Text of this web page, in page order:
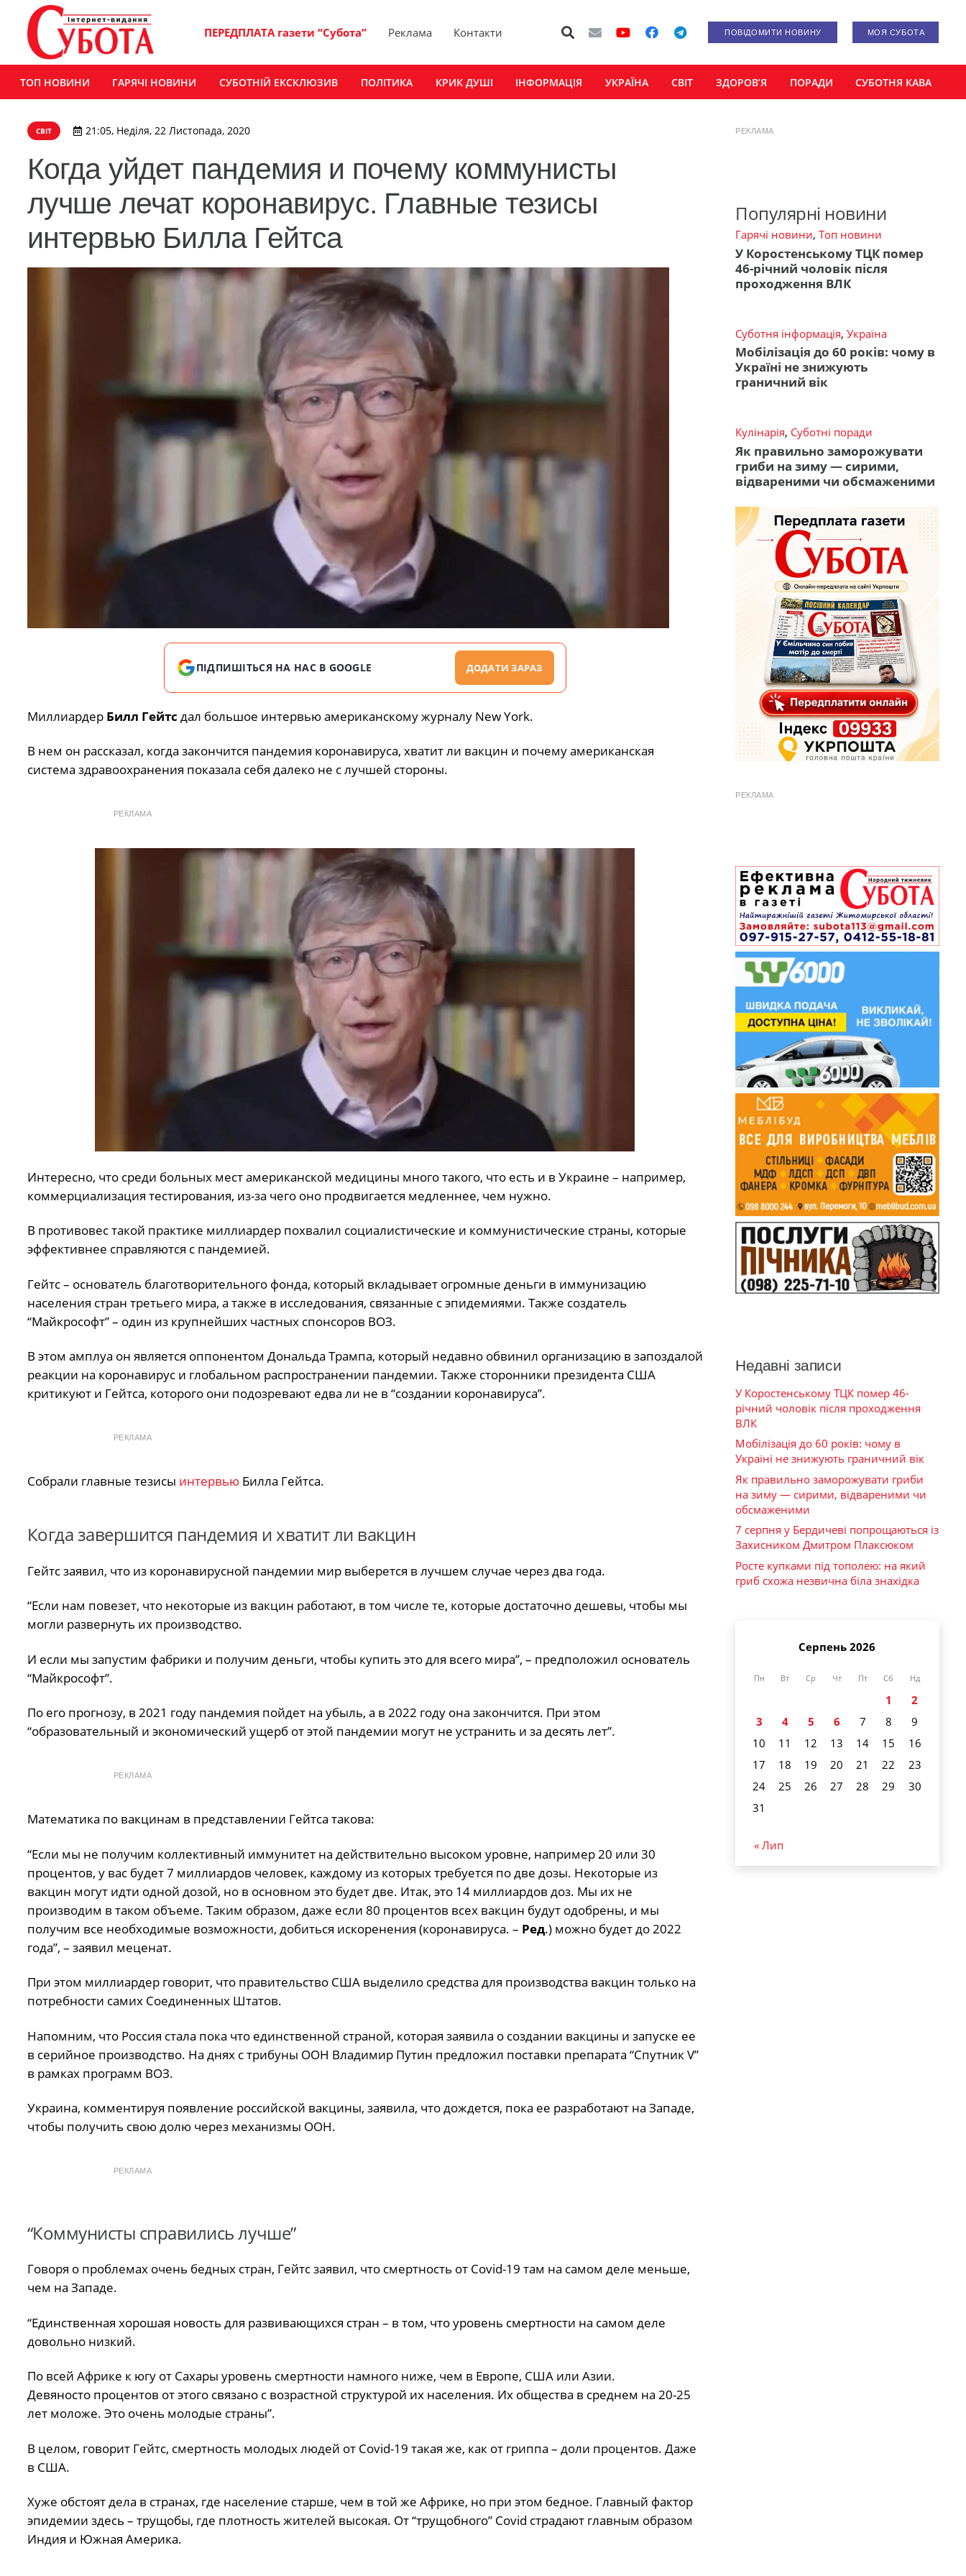
ПЕРЕДПЛАТА газети “Субота” Реклама Контакти ПОВІДОМИТИ НОВИНУ МОЯ СУБОТА
ТОП НОВИНИ ГАРЯЧІ НОВИНИ СУБОТНІЙ ЕКСКЛЮЗИВ ПОЛІТИКА КРИК ДУШІ ІНФОРМАЦІЯ УКРАЇНА СВІТ ЗДОРОВ’Я ПОРАДИ СУБОТНЯ КАВА
СВІТ 21:05, Неділя, 22 Листопада, 2020
Когда уйдет пандемия и почему коммунисты
лучше лечат коронавирус. Главные тезисы
интервью Билла Гейтса
ПІДПИШІТЬСЯ НА НАС В GOOGLE ДОДАТИ ЗАРАЗ
Миллиардер Билл Гейтс дал большое интервью американскому журналу New York.
В нем он рассказал, когда закончится пандемия коронавируса, хватит ли вакцин и почему американская
система здравоохранения показала себя далеко не с лучшей стороны.
РЕКЛАМА
Интересно, что среди больных мест американской медицины много такого, что есть и в Украине – например,
коммерциализация тестирования, из-за чего оно продвигается медленнее, чем нужно.
В противовес такой практике миллиардер похвалил социалистические и коммунистические страны, которые
эффективнее справляются с пандемией.
Гейтс – основатель благотворительного фонда, который вкладывает огромные деньги в иммунизацию
населения стран третьего мира, а также в исследования, связанные с эпидемиями. Также создатель
“Майкрософт” – один из крупнейших частных спонсоров ВОЗ.
В этом амплуа он является оппонентом Дональда Трампа, который недавно обвинил организацию в запоздалой
реакции на коронавирус и глобальном распространении пандемии. Также сторонники президента США
критикуют и Гейтса, которого они подозревают едва ли не в “создании коронавируса”.
РЕКЛАМА
Собрали главные тезисы интервьюБилла Гейтса.
Когда завершится пандемия и хватит ли вакцин
Гейтс заявил, что из коронавирусной пандемии мир выберется в лучшем случае через два года.
“Если нам повезет, что некоторые из вакцин работают, в том числе те, которые достаточно дешевы, чтобы мы
могли развернуть их производство.
И если мы запустим фабрики и получим деньги, чтобы купить это для всего мира”, – предположил основатель
“Майкрософт”.
По его прогнозу, в 2021 году пандемия пойдет на убыль, а в 2022 году она закончится. При этом
“образовательный и экономический ущерб от этой пандемии могут не устранить и за десять лет”.
РЕКЛАМА
Математика по вакцинам в представлении Гейтса такова:
“Если мы не получим коллективный иммунитет на действительно высоком уровне, например 20 или 30
процентов, у вас будет 7 миллиардов человек, каждому из которых требуется по две дозы. Некоторые из
вакцин могут идти одной дозой, но в основном это будет две. Итак, это 14 миллиардов доз. Мы их не
производим в таком объеме. Таким образом, даже если 80 процентов всех вакцин будут одобрены, и мы
получим все необходимые возможности, добиться искоренения (коронавируса. – Ред.) можно будет до 2022
года”, – заявил меценат.
При этом миллиардер говорит, что правительство США выделило средства для производства вакцин только на
потребности самих Соединенных Штатов.
Напомним, что Россия стала пока что единственной страной, которая заявила о создании вакцины и запуске ее
в серийное производство. На днях с трибуны ООН Владимир Путин предложил поставки препарата “Спутник V”
в рамках программ ВОЗ.
Украина, комментируя появление российской вакцины, заявила, что дождется, пока ее разработают на Западе,
чтобы получить свою долю через механизмы ООН.
РЕКЛАМА
“Коммунисты справились лучше”
Говоря о проблемах очень бедных стран, Гейтс заявил, что смертность от Covid-19 там на самом деле меньше,
чем на Западе.
“Единственная хорошая новость для развивающихся стран – в том, что уровень смертности на самом деле
довольно низкий.
По всей Африке к югу от Сахары уровень смертности намного ниже, чем в Европе, США или Азии.
Девяносто процентов от этого связано с возрастной структурой их населения. Их общества в среднем на 20-25
лет моложе. Это очень молодые страны”.
В целом, говорит Гейтс, смертность молодых людей от Covid-19 такая же, как от гриппа – доли процентов. Даже
в США.
Хуже обстоят дела в странах, где население старше, чем в той же Африке, но при этом бедное. Главный фактор
эпидемии здесь – трущобы, где плотность жителей высокая. От “трущобного” Covid страдают главным образом
Индия и Южная Америка.
РЕКЛАМА
Популярні новини
Гарячі новини, Топ новини
У Коростенському ТЦК помер
46-річний чоловік після
проходження ВЛК
Суботня інформація, Україна
Мобілізація до 60 років: чому в
Україні не знижують
граничний вік
Кулінарія, Суботні поради
Як правильно заморожувати
гриби на зиму — сирими,
відвареними чи обсмаженими
РЕКЛАМА
Недавні записи
У Коростенському ТЦК помер 46-
річний чоловік після проходження
ВЛК
Мобілізація до 60 років: чому в
Україні не знижують граничний вік
Як правильно заморожувати гриби
на зиму — сирими, відвареними чи
обсмаженими
7 серпня у Бердичеві попрощаються із
Захисником Дмитром Плаксюком
Росте купками під тополею: на який
гриб схожа незвична біла знахідка
Серпень 2026
Пн Вт Ср Чт Пт Сб Нд
1
2
3
4 5 6 7 8
9
10
11 12 13 14 15
16
17
18 19 20 21 22
23
24
25 26 27 28 29
30
31
« Лип